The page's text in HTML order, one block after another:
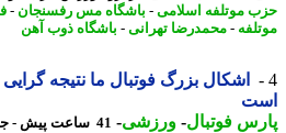
موتلفه اسلامی-باشگاه مس رفسنجان-
-محمدرضا تهرانی- باشگاه ذوب آهن
اشکال بزرگ فوتبال ما نتیجه گرایی
فوتبال-ورزشی-
41 ساعت پیش - جمعه